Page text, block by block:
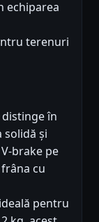
echiparea
terenuri
distinge în
solidă și
brake pe
cu
pentru